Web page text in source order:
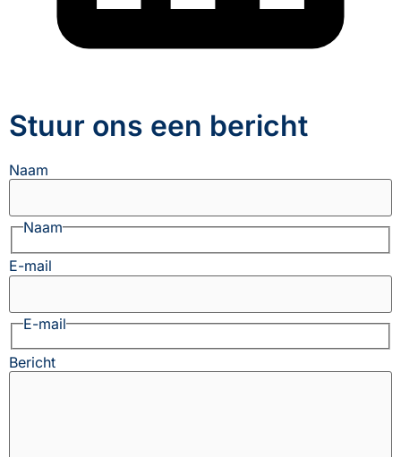
Stuur ons een bericht
Naam
Naam
E-mail
E-mail
Bericht